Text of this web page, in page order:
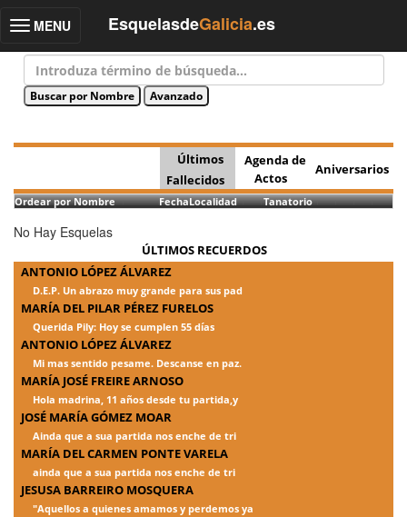
Toggle
MENU EsquelasdeGalicia.es
Últimos
Fallecidos
Agenda de
Actos
Aniversarios
Ordear por Nombre FechaLocalidad Tanatorio
No Hay Esquelas
ÚLTIMOS RECUERDOS
ANTONIO LÓPEZ ÁLVAREZ
D.E.P. Un abrazo muy grande para sus pad
MARÍA DEL PILAR PÉREZ FURELOS
Querida Pily: Hoy se cumplen 55 días
ANTONIO LÓPEZ ÁLVAREZ
Mi mas sentido pesame. Descanse en paz.
MARÍA JOSÉ FREIRE ARNOSO
Hola madrina, 11 años desde tu partida,y
JOSÉ MARÍA GÓMEZ MOAR
Ainda que a sua partida nos enche de tri
MARÍA DEL CARMEN PONTE VARELA
ainda que a sua partida nos enche de tri
JESUSA BARREIRO MOSQUERA
"Aquellos a quienes amamos y perdemos ya